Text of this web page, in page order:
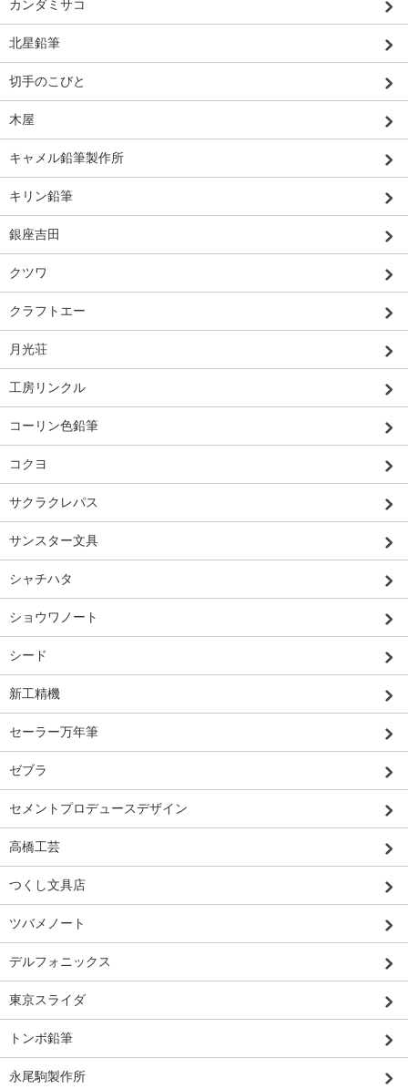
カンダミサコ
北星鉛筆
切手のこびと
木屋
キャメル鉛筆製作所
キリン鉛筆
銀座吉田
クツワ
クラフトエー
月光荘
工房リンクル
コーリン色鉛筆
コクヨ
サクラクレパス
サンスター文具
シャチハタ
ショウワノート
シード
新工精機
セーラー万年筆
ゼブラ
セメントプロデュースデザイン
高橋工芸
つくし文具店
ツバメノート
デルフォニックス
東京スライダ
トンボ鉛筆
永尾駒製作所